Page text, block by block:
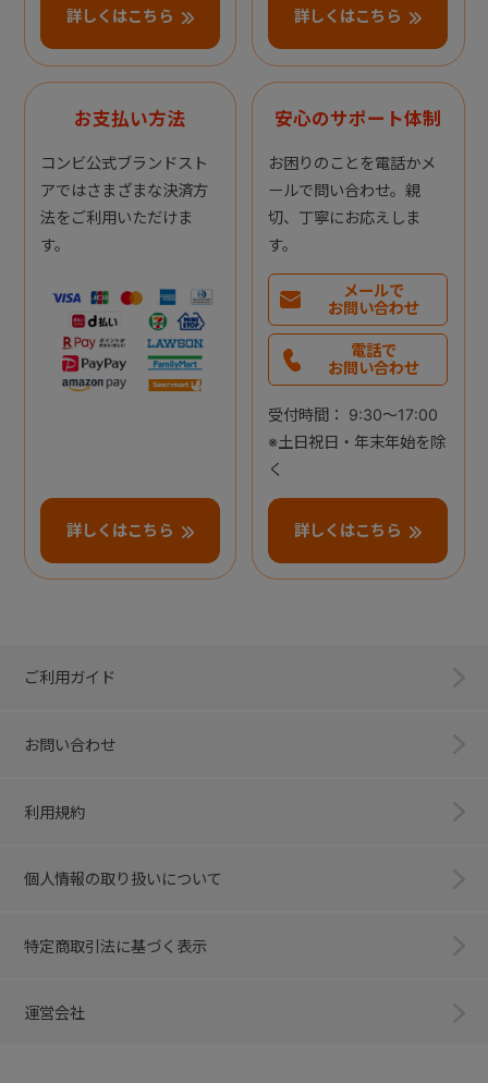
詳しくはこちら 詳しくはこちら
お支払い方法
コンビ公式ブランドスト
アではさまざまな決済方
法をご利用いただけま
す。
詳しくはこちら
安心のサポート体制
お困りのことを電話かメ
ールで問い合わせ。親
切、丁寧にお応えしま
す。
メールで
お問い合わせ
電話で
お問い合わせ
受付時間： 9:30～17:00
※土日祝日・年末年始を除
く
詳しくはこちら
ご利用ガイド
お問い合わせ
利用規約
個人情報の取り扱いについて
特定商取引法に基づく表示
運営会社